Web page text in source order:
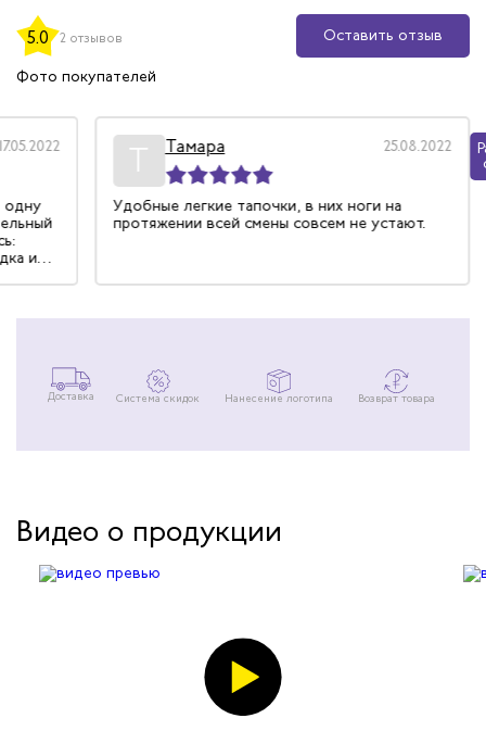
5.0 2 отзывов
Оставить отзыв
Фото покупателей
17.05.2022
одну
из
Т Тамара 25.08.2022
Удобные легкие тапочки, в них ноги на
протяжении всей смены совсем не устают.
Доставка Система скидок Нанесение логотипа Возврат товара
Видео о продукции